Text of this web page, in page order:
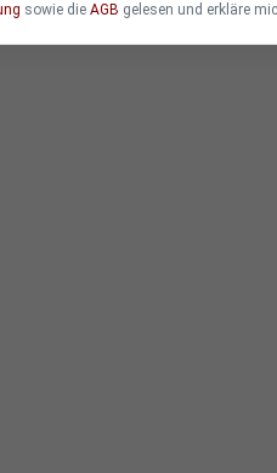
sowie die AGB gelesen und erkläre